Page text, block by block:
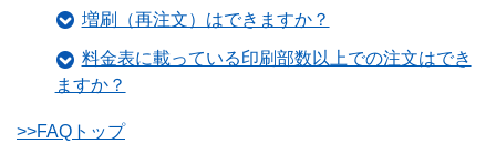
増刷（再注文）はできますか？
料金表に載っている印刷部数以上での注文はでき
ますか？
>>FAQトップ